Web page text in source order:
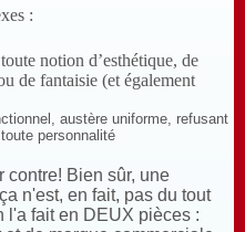
:
notion d’esthétique, de
de fantaisie (et également
austère uniforme, refusant
personnalité
contre! Bien sûr, une
n'est, en fait, pas du tout
l'a fait en DEUX pièces :